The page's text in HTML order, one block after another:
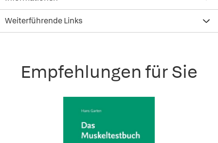
Weiterführende Links
Empfehlungen für Sie